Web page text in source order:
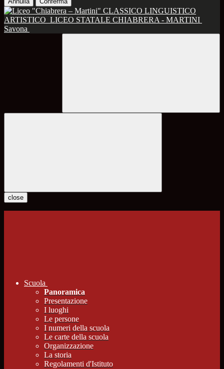
CLASSICO LINGUISTICO
ARTISTICO LICEO STATALE CHIABRERA - MARTINI
Savona
close
Scuola
Panoramica
Presentazione
I luoghi
Le persone
I numeri della scuola
Le carte della scuola
Organizzazione
La storia
Regolamenti d'Istituto